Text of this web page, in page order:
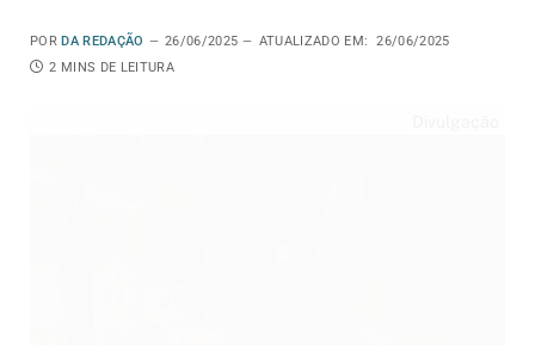
POR DA REDAÇÃO 26/06/2025 ATUALIZADO EM:
26/06/2025
2 MINS DE LEITURA